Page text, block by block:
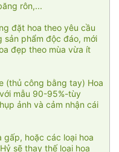
rôn,...
đặt hoa theo yêu cầu
phẩm độc đáo, mới
đẹp theo mùa vừa ít
(thủ công bằng tay) Hoa
mẫu 90-95%-tùy
ảnh và cảm nhận cái
gấp, hoặc các loại hoa
sẽ thay thế loại hoa